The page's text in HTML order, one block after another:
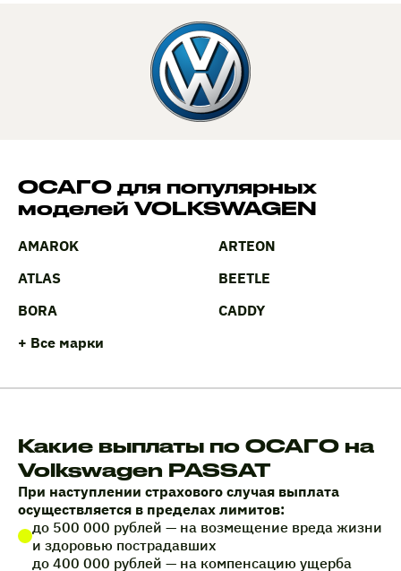
ОСАГО для популярных
моделей VOLKSWAGEN
AMAROK
ARTEON
ATLAS
BEETLE
BORA
CADDY
+ Все марки
Какие выплаты по ОСАГО на
Volkswagen PASSAT
При наступлении страхового случая выплата
осуществляется в пределах лимитов:
до 500 000 рублей — на возмещение вреда жизни
и здоровью пострадавших
до 400 000 рублей — на компенсацию ущерба